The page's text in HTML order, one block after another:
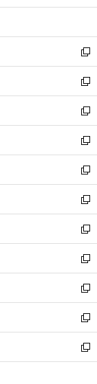
開
ン
ウ
で
開
く
ウ
ン
ド
ウ
で
開
く
新
し
い
ウ
ィ
ン
ド
ウ
で
開
く
新
し
い
ウ
ィ
ン
ド
ウ
で
開
く
新
し
い
ウ
ィ
ン
ド
ウ
で
開
く
新
し
い
ウ
ィ
ン
ド
ウ
で
開
く
新
し
い
ウ
ィ
ン
ド
ウ
で
開
く
新
し
い
ウ
ィ
ン
ド
ウ
で
開
く
新
し
い
ウ
ィ
ン
ド
ウ
で
開
新
し
い
ウ
ィ
ン
ド
ウ
新
し
い
ウ
ィ
ン
新
し
い
ウ
新
し